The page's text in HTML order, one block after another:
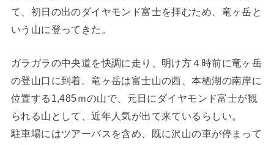
て、初日の出のダイヤモンド富士を拝むため、竜ヶ岳と
いう山に登ってきた。
ガラガラの中央道を快調に走り、明け方４時前に竜ヶ岳
の登山口に到着。竜ヶ岳は富士山の西、本栖湖の南岸に
位置する1,485ｍの山で、元日にダイヤモンド富士が観
られる山として、近年人気が出て来ているらしい。
駐車場にはツアーバスを含め、既に沢山の車が停まって